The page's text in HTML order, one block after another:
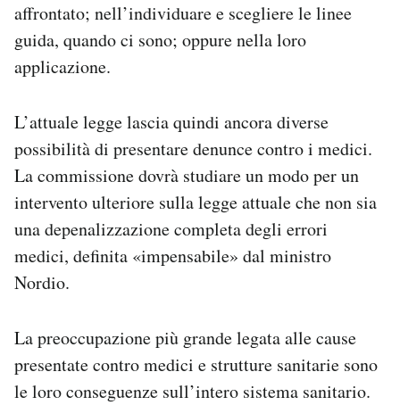
affrontato; nell’individuare e scegliere le linee
guida, quando ci sono; oppure nella loro
applicazione.
L’attuale legge lascia quindi ancora diverse
possibilità di presentare denunce contro i medici.
La commissione dovrà studiare un modo per un
intervento ulteriore sulla legge attuale che non sia
una depenalizzazione completa degli errori
medici, definita «impensabile» dal ministro
Nordio.
La preoccupazione più grande legata alle cause
presentate contro medici e strutture sanitarie sono
le loro conseguenze sull’intero sistema sanitario.